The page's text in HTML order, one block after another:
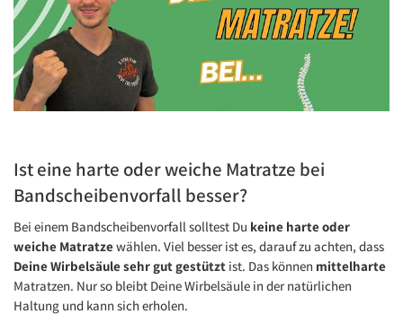
Youtube Datenschutz
Immer entsperren
Ist eine harte oder weiche Matratze bei
Bandscheibenvorfall besser?
Bei einem Bandscheibenvorfall solltest Du keine harte oder
weiche Matratzewählen. Viel besser ist es, darauf zu achten, dass
Deine Wirbelsäule sehr gut gestützt ist. Das können mittelharte
Matratzen. Nur so bleibt Deine Wirbelsäule in der natürlichen
Haltung und kann sich erholen.